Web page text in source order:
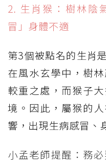
2. 生肖猴：樹林陰
冒」身體不適
第3個被點名的生肖
在風水玄學中，樹
較重之處，而猴子
境。因此，屬猴的
響，出現生病感冒、
小孟老師提醒：務